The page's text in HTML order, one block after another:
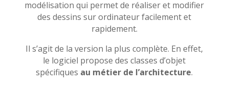
modélisation qui permet de réaliser et modifier
des dessins sur ordinateur facilement et
rapidement.
Il s’agit de la version la plus complète. En effet,
le logiciel propose des classes d’objet
spécifiques au métier de l’architecture.